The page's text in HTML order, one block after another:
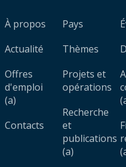
À propos
Actualité
Offres
d'emploi
(a)
Contacts
Pays
Thèmes
Projets et
opérations
Recherche
et
publications
(a)